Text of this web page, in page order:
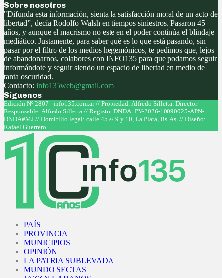
Sobre nosotros
"Difunda esta información, sienta la satisfacción moral de un acto de
libertad”, decía Rodolfo Walsh en tiempos siniestros. Pasaron 45
años, y aunque el macrismo no este en el poder continúa el blindaje
mediático. Justamente, para saber qué es lo que está pasando, sin
pasar por el filtro de los medios hegemónicos, te pedimos que, lejos
de abandonarnos, colabores con INFO135 para que podamos seguir
informándote y seguir siendo un espacio de libertad en medio de
tanta oscuridad.
Contacto: info135web@gmail.com
Síguenos
Facebook
Twitter
Instagram
Youtube
Edición Nº 2807 - info135.com.ar // Propiedad: Alfredo Silletta. Director
Responsable: Alfredo Silletta // Registro DNDA: PV-2026-10090025-APN-
DNDA#MJ // Domicilio legal: calle 45 e/ 9 y 10, La Plata, Bs. As. // Diseño:
Rafael Guerrero
PAÍS
PROVINCIA
MUNICIPIOS
OPINIÓN
LA PATRIA SUBLEVADA
MUNDO SECTAS